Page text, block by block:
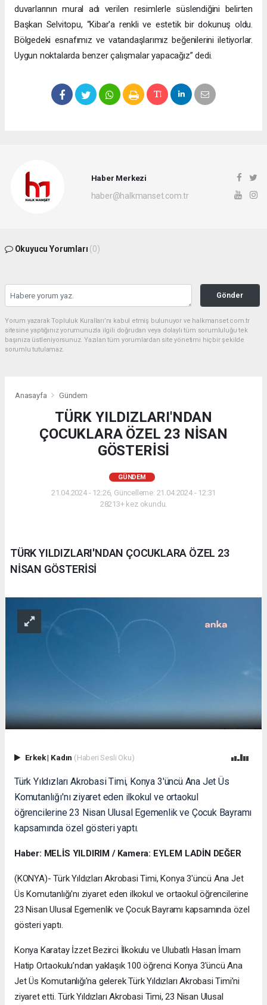
duvarlarının mural adı verilen resimlerle süslendiğini belirten
Başkan Selvitopu, “Kibar'a renkli ve estetik bir dokunuş oldu.
Bölgedeki esnafımız ve vatandaşlarımız beğenilerini iletiyorlar.
Uygun noktalarda benzer çalışmalar yapacağız” dedi.
Haber Merkezi
haber@halkmanset.com.tr
Okuyucu Yorumları (0)
Gönder
Yorum yazarak Topluluk Kuralları’nı kabul etmiş bulunuyor ve halkmanset.com.tr
sitesine yaptığınız yorumunuzla ilgili doğrudan veya dolaylı tüm sorumluluğu tek
başınıza üstleniyorsunuz. Yazılan tüm yorumlardan site yönetimi hiçbir şekilde
sorumlu tutulamaz.
Anasayfa Gündem
TÜRK YILDIZLARI'NDAN
ÇOCUKLARA ÖZEL 23 NİSAN
GÖSTERİSİ
GÜNDEM
21.04.2024 - 12:26, Güncelleme: 21.04.2024 - 12:31
28213+ kez okundu.
TÜRK YILDIZLARI'NDAN ÇOCUKLARA ÖZEL 23
NİSAN GÖSTERİSİ
Erkek| Kadın (Haberi Sesli Oku)
Türk Yıldızları Akrobasi Timi, Konya 3'üncü Ana Jet Üs
Komutanlığı'nı ziyaret eden ilkokul ve ortaokul
öğrencilerine 23 Nisan Ulusal Egemenlik ve Çocuk Bayramı
kapsamında özel gösteri yaptı.
Haber: MELİS YILDIRIM / Kamera: EYLEM LADİN DEĞER
(KONYA)- Türk Yıldızları Akrobasi Timi, Konya 3'üncü Ana Jet
Üs Komutanlığı'nı ziyaret eden ilkokul ve ortaokul öğrencilerine
23 Nisan Ulusal Egemenlik ve Çocuk Bayramı kapsamında özel
gösteri yaptı.
Konya Karatay İzzet Bezirci İlkokulu ve Ulubatlı Hasan İmam
Hatip Ortaokulu’ndan yaklaşık 100 öğrenci Konya 3'üncü Ana
Jet Üs Komutanlığı'na gelerek Türk Yıldızları Akrobasi Timi’ni
ziyaret etti. Türk Yıldızları Akrobasi Timi, 23 Nisan Ulusal